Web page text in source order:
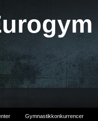
Gymnastikkonkurrencer